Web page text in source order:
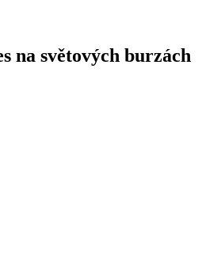
na světových burzách